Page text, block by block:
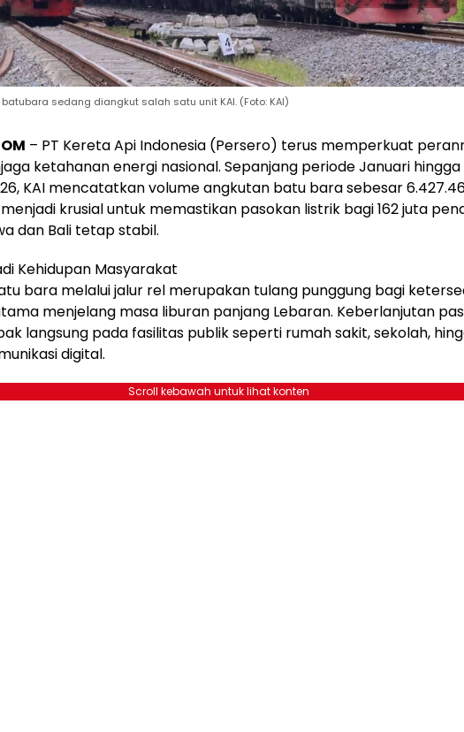
sedang diangkut salah satu unit KAI. (Foto: KAI)
– PT Kereta Api Indonesia (Persero) terus memperkuat
ketahanan energi nasional. Sepanjang periode Januari hingga
KAI mencatatkan volume angkutan batu bara sebesar
krusial untuk memastikan pasokan listrik bagi 162 juta
dan Bali tetap stabil.
Kehidupan Masyarakat
bara melalui jalur rel merupakan tulang punggung bagi
menjelang masa liburan panjang Lebaran. Keberlanjutan
langsung pada fasilitas publik seperti rumah sakit, sekolah,
digital.
Scroll kebawah untuk lihat konten